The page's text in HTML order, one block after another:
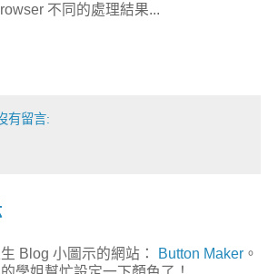
不同的處理結果...
有留言:
Blog 小圖示的網站： Button Maker 。